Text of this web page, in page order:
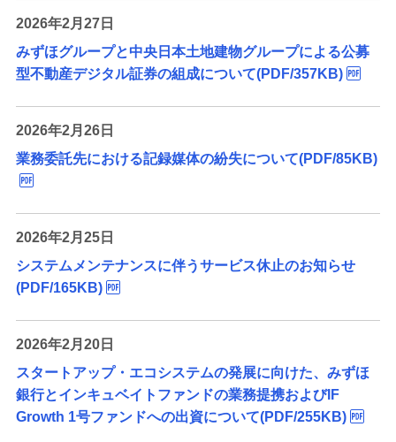
2026年2月27日
みずほグループと中央日本土地建物グループによる公募
型不動産デジタル証券の組成について(PDF/357KB)
2026年2月26日
業務委託先における記録媒体の紛失について(PDF/85KB)
2026年2月25日
システムメンテナンスに伴うサービス休止のお知らせ
(PDF/165KB)
2026年2月20日
スタートアップ・エコシステムの発展に向けた、みずほ
銀行とインキュベイトファンドの業務提携およびIF
Growth 1号ファンドへの出資について(PDF/255KB)